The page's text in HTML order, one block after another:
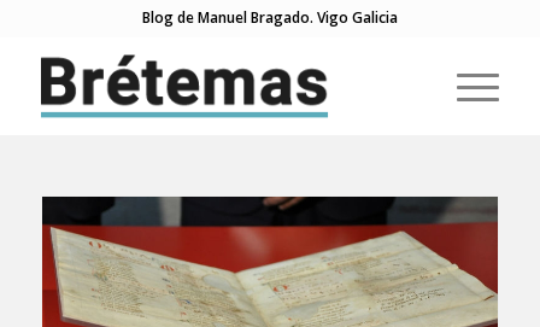
Blog de Manuel Bragado. Vigo Galicia